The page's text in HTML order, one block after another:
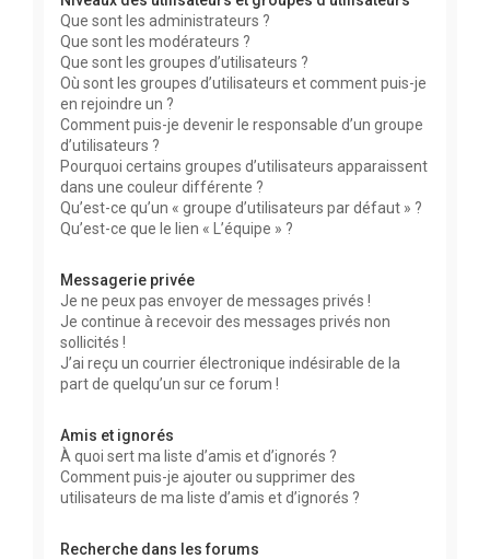
Que sont les administrateurs ?
Que sont les modérateurs ?
Que sont les groupes d’utilisateurs ?
Où sont les groupes d’utilisateurs et comment puis-je
en rejoindre un ?
Comment puis-je devenir le responsable d’un groupe
d’utilisateurs ?
Pourquoi certains groupes d’utilisateurs apparaissent
dans une couleur différente ?
Qu’est-ce qu’un « groupe d’utilisateurs par défaut » ?
Qu’est-ce que le lien « L’équipe » ?
Messagerie privée
Je ne peux pas envoyer de messages privés !
Je continue à recevoir des messages privés non
sollicités !
J’ai reçu un courrier électronique indésirable de la
part de quelqu’un sur ce forum !
Amis et ignorés
À quoi sert ma liste d’amis et d’ignorés ?
Comment puis-je ajouter ou supprimer des
utilisateurs de ma liste d’amis et d’ignorés ?
Recherche dans les forums